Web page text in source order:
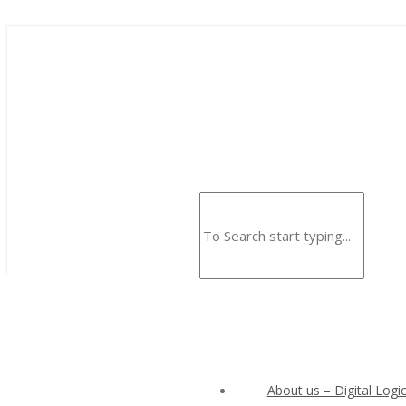
About us – Digital